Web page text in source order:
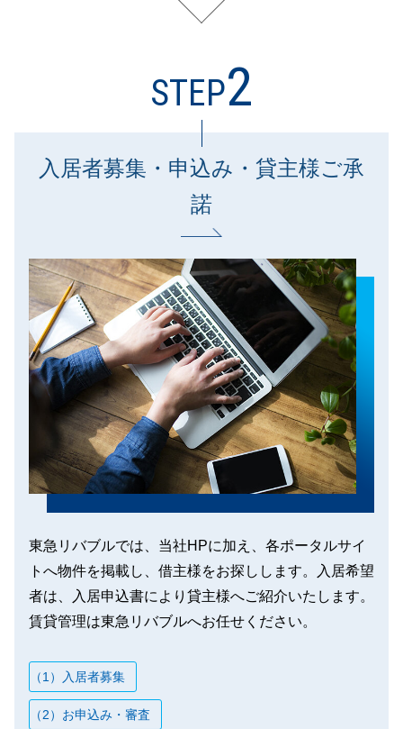
STEP2
入居者募集・申込み・貸主様ご承
諾
東急リバブルでは、当社HPに加え、各ポータルサイ
トへ物件を掲載し、借主様をお探しします。入居希望
者は、入居申込書により貸主様へご紹介いたします。
賃貸管理は東急リバブルへお任せください。
（1）入居者募集
（2）お申込み・審査